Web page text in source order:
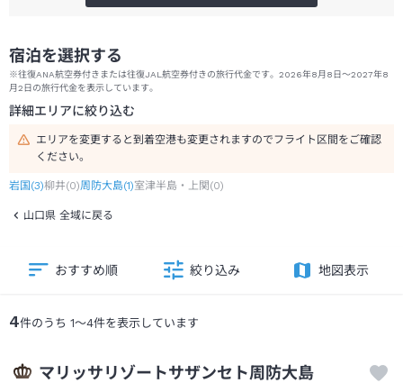
宿泊を選択する
※往復ANA航空券付きまたは往復JAL航空券付きの旅行代金です。2026年8月8日～2027年8
月2日の旅行代金を表示しています。
詳細エリアに絞り込む
エリアを変更すると到着空港も変更されますのでフライト区間をご確認
ください。
岩国(3)柳井(0)周防大島(1)室津半島・上関 (0)
山口県 全域に戻る
4件のうち 1～4件を表示しています
おすすめ順 絞り込み 地図表示
マリッサリゾートサザンセト周防大島